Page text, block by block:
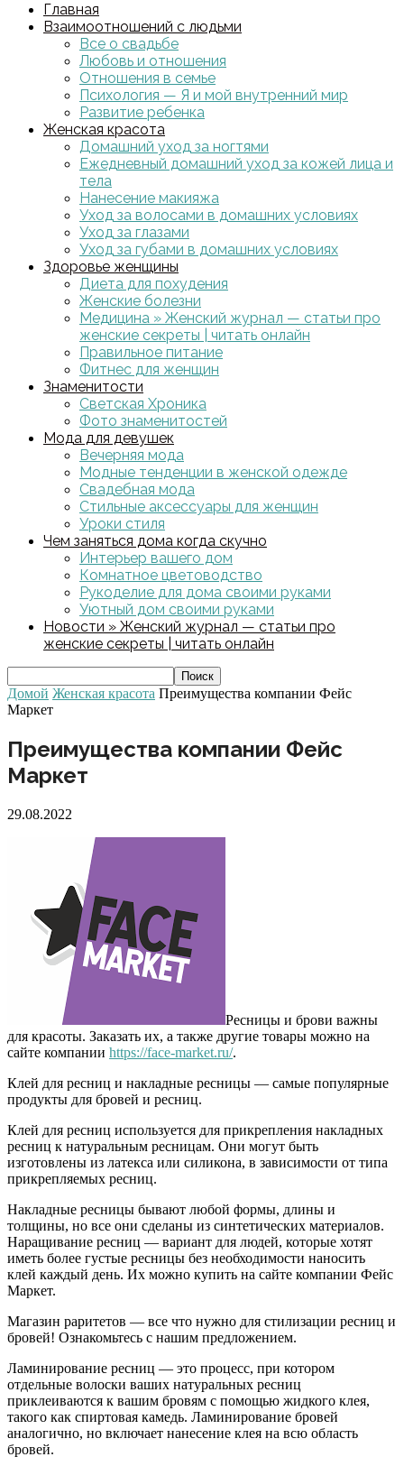
Главная
Взаимоотношений с людьми
Все о свадьбе
Любовь и отношения
Отношения в семье
Психология — Я и мой внутренний мир
Развитие ребенка
Женская красота
Домашний уход за ногтями
Ежедневный домашний уход за кожей лица и
тела
Нанесение макияжа
Уход за волосами в домашних условиях
Уход за глазами
Уход за губами в домашних условиях
Здоровье женщины
Диета для похудения
Женские болезни
Медицина » Женский журнал — статьи про
женские секреты | читать онлайн
Правильное питание
Фитнес для женщин
Знаменитости
Светская Хроника
Фото знаменитостей
Мода для девушек
Вечерняя мода
Модные тенденции в женской одежде
Свадебная мода
Стильные аксессуары для женщин
Уроки стиля
Чем заняться дома когда скучно
Интерьер вашего дом
Комнатное цветоводство
Рукоделие для дома своими руками
Уютный дом своими руками
Новости » Женский журнал — статьи про
женские секреты | читать онлайн
Домой Женская красота Преимущества компании Фейс
Маркет
Преимущества компании Фейс
Маркет
29.08.2022
Ресницы и брови важны
для красоты. Заказать их, а также другие товары можно на
сайте компании https://face-market.ru/.
Клей для ресниц и накладные ресницы — самые популярные
продукты для бровей и ресниц.
Клей для ресниц используется для прикрепления накладных
ресниц к натуральным ресницам. Они могут быть
изготовлены из латекса или силикона, в зависимости от типа
прикрепляемых ресниц.
Накладные ресницы бывают любой формы, длины и
толщины, но все они сделаны из синтетических материалов.
Наращивание ресниц — вариант для людей, которые хотят
иметь более густые ресницы без необходимости наносить
клей каждый день. Их можно купить на сайте компании Фейс
Маркет.
Магазин раритетов — все что нужно для стилизации ресниц и
бровей! Ознакомьтесь с нашим предложением.
Ламинирование ресниц — это процесс, при котором
отдельные волоски ваших натуральных ресниц
приклеиваются к вашим бровям с помощью жидкого клея,
такого как спиртовая камедь. Ламинирование бровей
аналогично, но включает нанесение клея на всю область
бровей.